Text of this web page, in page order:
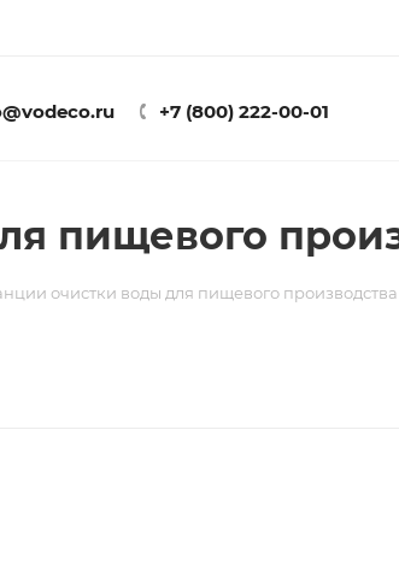
+7 (800) 222-00-01
пищевого
очистки воды для пищевого производства